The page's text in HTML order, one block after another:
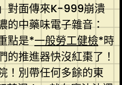
對面傳來K-999崩潰
的中藥味電子雜音：
點是*一般勞工健檢*時
推進器快沒紅棗了！
！別帶任何多餘的東